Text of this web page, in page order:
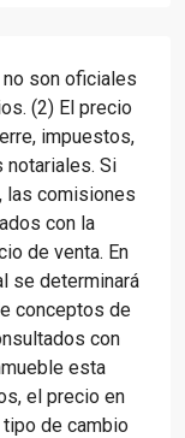
son oficiales
(2) El precio
impuestos,
Si
las comisiones
con la
de venta. En
se determinará
conceptos de
con
esta
el precio en
de cambio